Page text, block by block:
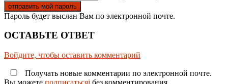
Пароль будет выслан Вам по электронной почте.
ОСТАВЬТЕ ОТВЕТ
Войдите, чтобы оставить комментарий
Получать новые комментарии по электронной почте.
Вы можете подписатьсяi без комментирования.